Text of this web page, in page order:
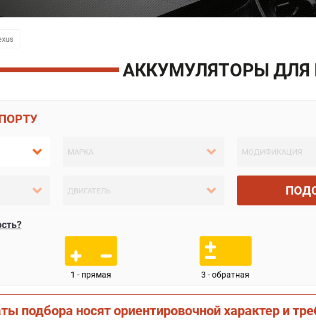
АККУМУЛЯТОРЫ ДЛЯ
1 - прямая 3 - обратная
подбора носят ориентировочной характер и